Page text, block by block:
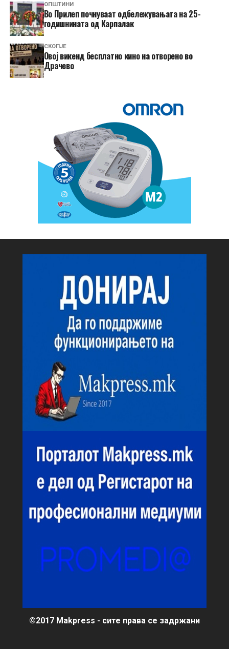
ОПШТИНИ
Во Прилеп почнуваат одбележувањата на 25-
годишнината од Карпалак
СКОПЈЕ
​Овој викенд бесплатно кино на отворено во
Драчево
©2017 Makpress - сите права се задржани